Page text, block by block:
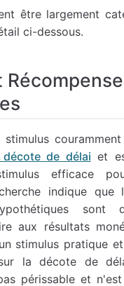
être largement
ci-dessous.
de délai et
efficace
indique que
sont
aux résultats
stimulus pratique
la décote de
périssable et